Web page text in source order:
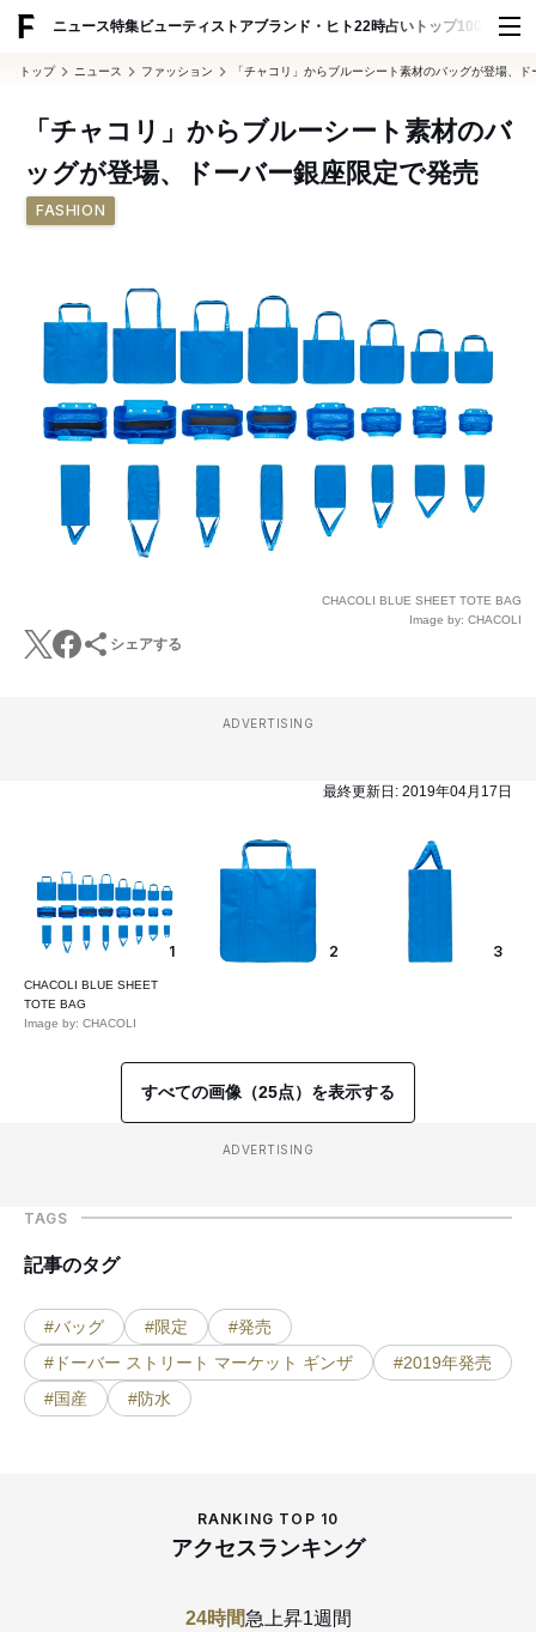
ニュース特集ビューティ ストアブランド・ヒト22時占い トップ100 スナッ
トップ ニュース ファッション 「チャコリ」からブルーシート素材のバッグが登場、
「チャコリ」からブルーシート素材のバ
ッグが登場、ドーバー銀座限定で発売
FASHION
CHACOLI BLUE SHEET TOTE BAG
Image by: CHACOLI
シェアする
ADVERTISING
最終更新日: 2019年04月17日
1
CHACOLI BLUE SHEET
TOTE BAG
Image by: CHACOLI
2 3
すべての画像（25点）を表示する
ADVERTISING
TAGS
記事のタグ
#バッグ #限定
#発売
#ドーバー ストリート マーケット ギンザ
#2019年発売
#国産
#防水
RANKING TOP 10
アクセスランキング
24時間急上昇1週間